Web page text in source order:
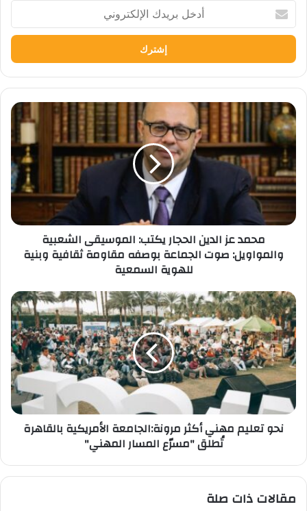
بريدك
الإلكتروني
محمد
عز
الدين
الحجار
يكتب:
الموسيقى
والمواويل:
الجماعة
ثقافية
وبنية
للهوية
السمعية
​محمد عز الدين الحجار يكتب: الموسيقى الشعبية
والمواويل: صوت الجماعة بوصفه مقاومة ثقافية وبنية
للهوية السمعية
نحو
تعليم
مهني
أكثر
مرونة:الجامعة
الأمريكية
بالقاهرة
تُطلق
"مسرّع
المسار
نحو تعليم مهني أكثر مرونة:الجامعة الأمريكية بالقاهرة
تُطلق "مسرّع المسار المهني"
مقالات ذات صلة